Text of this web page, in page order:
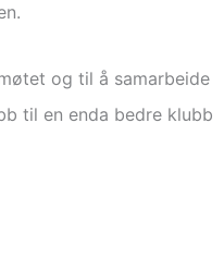
og til å samarbeide
til en enda bedre klubb